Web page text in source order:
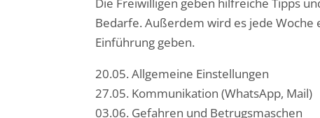
Bedarfe. Außerdem wird es jede
Einführung geben.
20.05. Allgemeine Einstellungen
27.05. Kommunikation (WhatsApp, Mail)
03.06. Gefahren und Betrugsmaschen